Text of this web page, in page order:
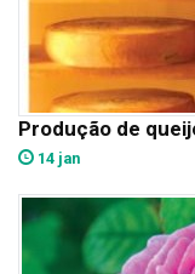
Produção de
14 jan